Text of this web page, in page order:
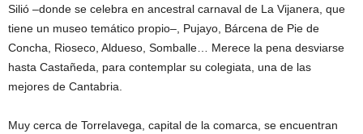
Silió –donde se celebra en ancestral carnaval de La Vijanera, que
tiene un museo temático propio–, Pujayo, Bárcena de Pie de
Concha, Rioseco, Aldueso, Somballe… Merece la pena desviarse
hasta Castañeda, para contemplar su colegiata, una de las
mejores de Cantabria.
Muy cerca de Torrelavega, capital de la comarca, se encuentran